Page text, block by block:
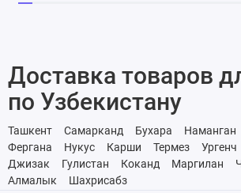
Доставка товаров
по Узбекистану
Ташкент Самарканд Бухара Наманган
Фергана
Нукус Карши Термез Ургенч
Джизак
Гулистан Коканд Маргилан
Алмалык
Шахрисабз